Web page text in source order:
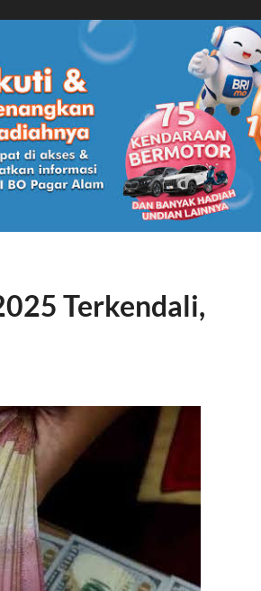
Terkendali,